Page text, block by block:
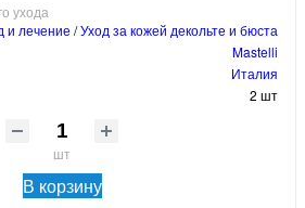
ухода
и лечение /Уход за кожей декольте и бюста
Mastelli
Италия
2 шт
шт
В корзину